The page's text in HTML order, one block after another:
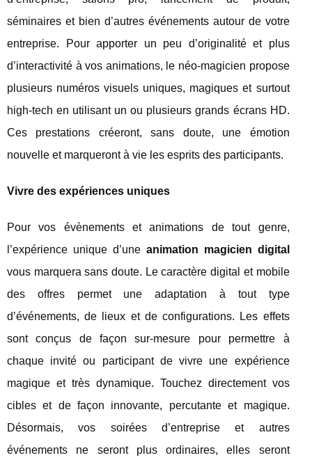
séminaires et bien d’autres événements autour de votre
entreprise. Pour apporter un peu d’originalité et plus
d’interactivité à vos animations, le néo-magicien propose
plusieurs numéros visuels uniques, magiques et surtout
high-tech en utilisant un ou plusieurs grands écrans HD.
Ces prestations créeront, sans doute, une émotion
nouvelle et marqueront à vie les esprits des participants.
Vivre des expériences uniques
Pour vos évènements et animations de tout genre,
l’expérience unique d’une animation magicien digital
vous marquera sans doute. Le caractère digital et mobile
des offres permet une adaptation à tout type
d’événements, de lieux et de configurations. Les effets
sont conçus de façon sur-mesure pour permettre à
chaque invité ou participant de vivre une expérience
magique et très dynamique. Touchez directement vos
cibles et de façon innovante, percutante et magique.
Désormais, vos soirées d’entreprise et autres
événements ne seront plus ordinaires, elles seront